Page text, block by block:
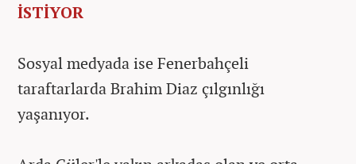
İSTİYOR
Sosyal medyada ise Fenerbahçeli
taraftarlarda Brahim Diaz çılgınlığı
yaşanıyor.